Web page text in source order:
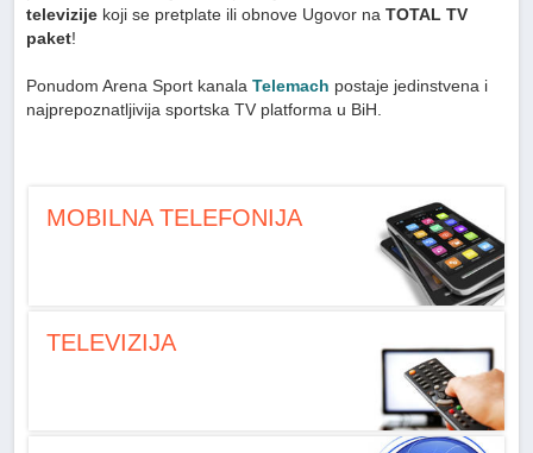
televizije koji se pretplate ili obnove Ugovor naTOTAL TV
paket!
Ponudom Arena Sport kanalaTelemach postaje jedinstvena i
najprepoznatljivija sportska TV platforma u BiH.
MOBILNA TELEFONIJA
TELEVIZIJA